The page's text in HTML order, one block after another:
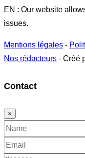
EN : Our website
issues.
Mentions légales -
Nos rédacteurs - Créé
Contact
×